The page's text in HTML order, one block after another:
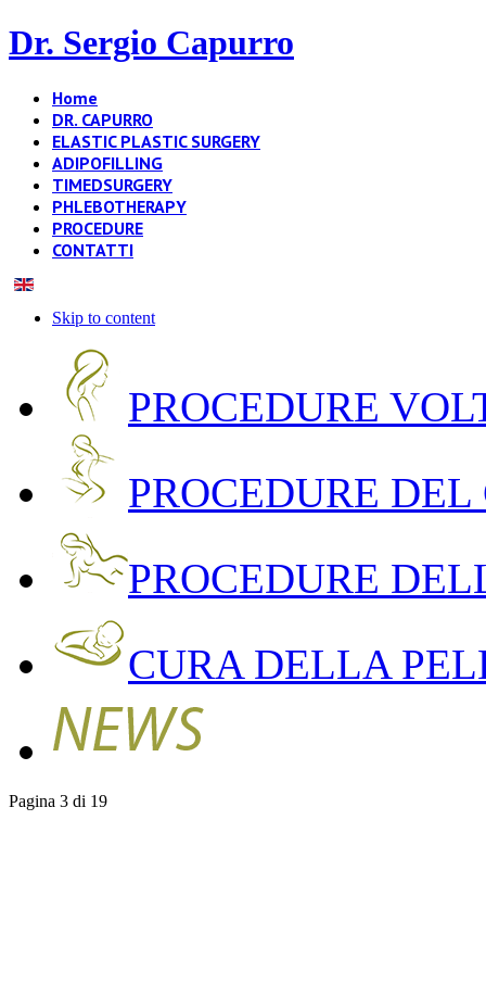
Dr. Sergio Capurro
Home
DR. CAPURRO
ELASTIC PLASTIC SURGERY
ADIPOFILLING
TIMEDSURGERY
PHLEBOTHERAPY
PROCEDURE
CONTATTI
Skip to content
PROCEDURE
PROCEDURE DEL
PROCEDURE
CURA DELLA
Pagina 3 di 19